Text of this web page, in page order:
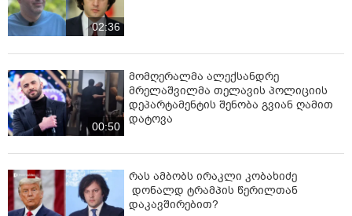
02:36
00:50
მომღერალმა ალექსანდრე
მრელაშვილმა თელავის პოლიციის
დეპარტამენტის შენობა გვიან ღამით
დატოვა
რას ამბობს ირაკლი კობახიძე
დონალდ ტრამპის წერილთან
დაკავშირებით?